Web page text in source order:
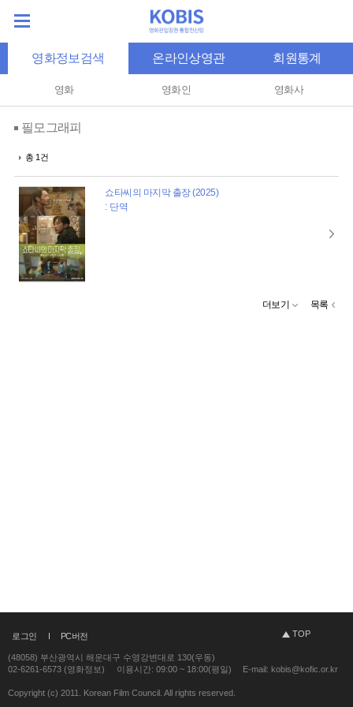
영화정보검색 온라인상영관 회원통계
영화 영화인 영화사
필모그래피
총 1건
쇼타씨의 마지막 출장 (2025)
: 단역
더보기 목록
로그인 PC버전 TOP
(48058) 부산광역시 해운대구 수영강변대로 130(우동)
02-6261-6573 (영화정보)
이용시간: 09:00 ~ 18:00(평일) E-mail: kobis@kofic.or.kr
Copyright (c) 2011. Korean Film Council. All rights reserved.